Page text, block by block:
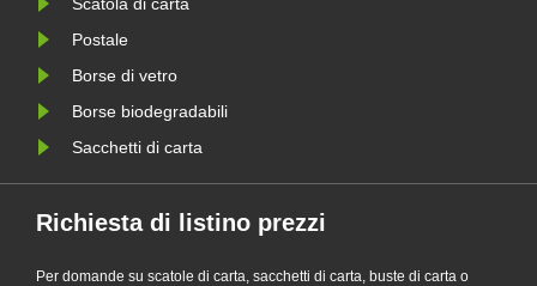
ai tradizionali sacchetti di plas......
Postale
Borse di vetro
Borse biodegradabili
Sacchetti di carta
Richiesta di listino prezzi
Per domande su scatole di carta, sacchetti di carta, buste di carta o